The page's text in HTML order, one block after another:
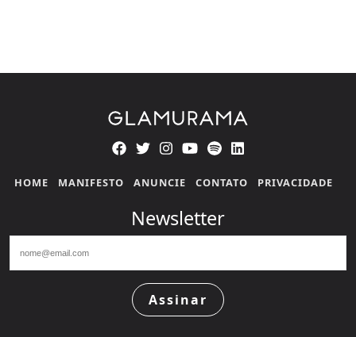
HOME MANIFESTO ANUNCIE CONTATO PRIVACIDADE
Newsletter